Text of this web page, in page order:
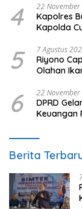
4 22 November
Kapolres
Kapolda
5 7 Agustus
Riyono
Olahan
6 22 November
DPRD
Keuangan
Berita